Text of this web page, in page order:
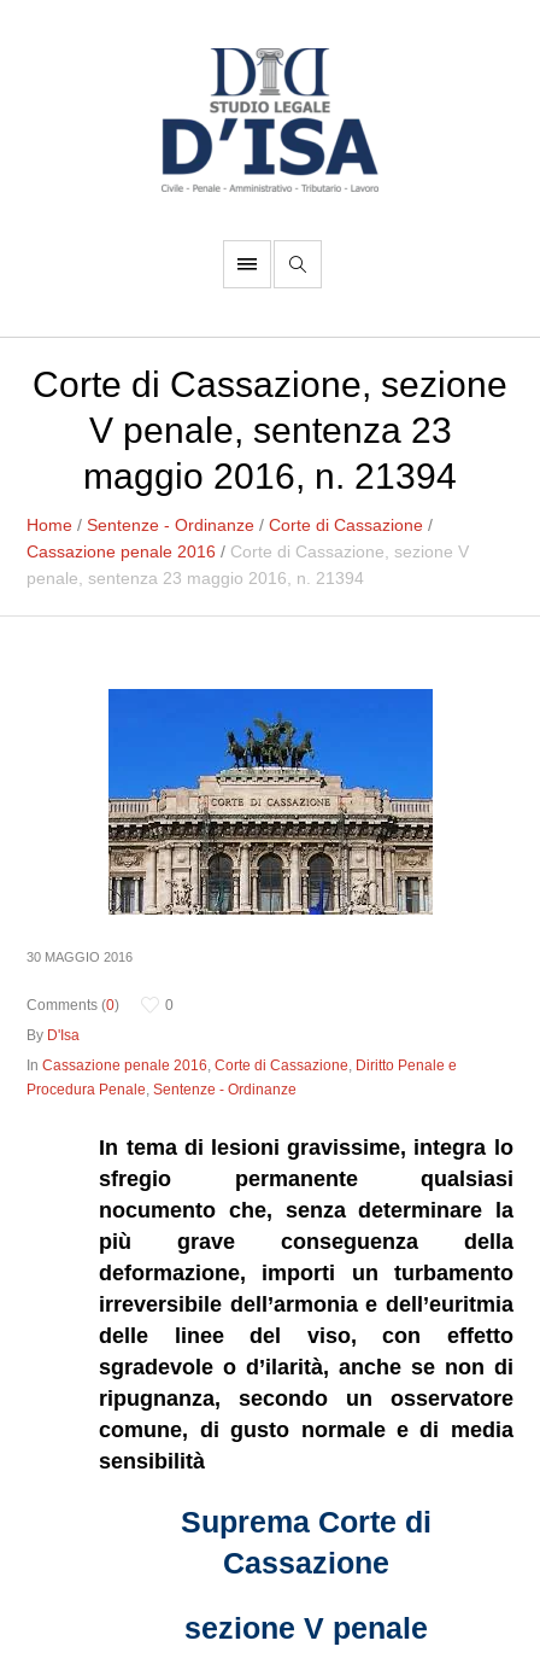
Corte di Cassazione, sezione
V penale, sentenza 23
maggio 2016, n. 21394
Home /Sentenze - Ordinanze /Corte di Cassazione /
Cassazione penale 2016 / Corte di Cassazione, sezione V
penale, sentenza 23 maggio 2016, n. 21394
30 MAGGIO 2016
Comments (0)
0
By D'Isa
InCassazione penale 2016,Corte di Cassazione, Diritto Penale e
Procedura Penale,Sentenze - Ordinanze
In tema di lesioni gravissime, integra lo
sfregio permanente qualsiasi
nocumento che, senza determinare la
più grave conseguenza della
deformazione, importi un turbamento
irreversibile dell’armonia e dell’euritmia
delle linee del viso, con effetto
sgradevole o d’ilarità, anche se non di
ripugnanza, secondo un osservatore
comune, di gusto normale e di media
sensibilità
Suprema Corte di
Cassazione
sezione V penale